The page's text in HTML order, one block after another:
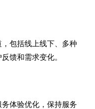
包括线上线下、多种
馈和需求变化。
体验优化，保持服务